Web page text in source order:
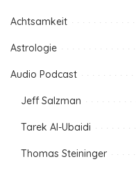
Achtsamkeit
Astrologie
Audio Podcast
Jeff Salzman
Tarek Al-Ubaidi
Thomas Steininger